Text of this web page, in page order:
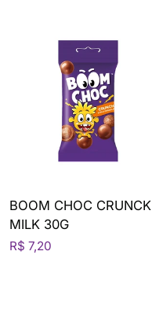
BOOM CHOC CRUNCK
MILK 30G
R$ 7,20